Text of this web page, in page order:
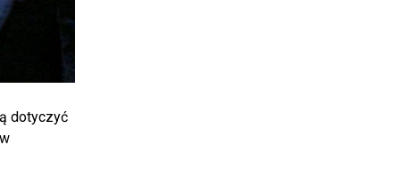
dotyczyć